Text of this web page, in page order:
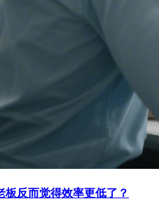
板反而觉得效率更低了？